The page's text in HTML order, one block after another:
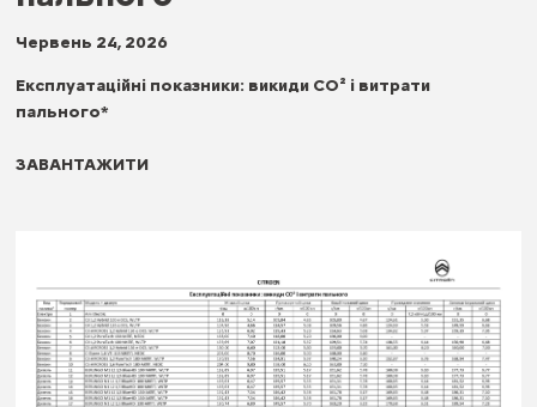
Червень 24, 2026
Експлуатаційні показники: викиди СО² і витрати
пального*
ЗАВАНТАЖИТИ